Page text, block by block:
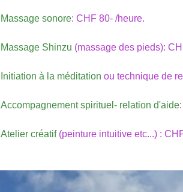
Massage sonore: CHF 80- /heure.
Massage Shinzu (massage des pieds):
Initiation à la méditation ou technique de
Accompagnement spirituel- relation d'aide
Atelier créatif(peinture intuitive etc...) :